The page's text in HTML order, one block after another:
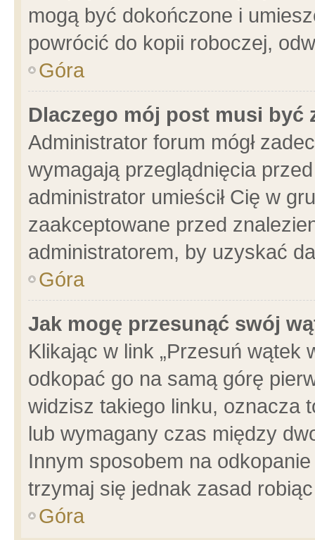
mogą być dokończone i
powrócić do kopii roboczej,
Góra
Dlaczego mój post musi być
Administrator forum mógł
wymagają przeglądnięcia
administrator umieścił Cię w
zaakceptowane przed
administratorem, by uzyskać
Góra
Jak mogę przesunąć swój
Klikając w link „Przesuń wątek
odkopać go na samą górę
widzisz takiego linku, oznacza
lub wymagany czas między
Innym sposobem na
trzymaj się jednak zasad
Góra